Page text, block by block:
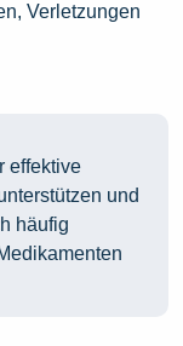
Verletzungen
effektive
und
häufig